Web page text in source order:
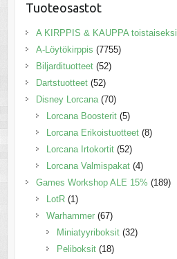
Tuoteosastot
A KIRPPIS & KAUPPA toistaiseksi
A-Löytökirppis (7755)
Biljardituotteet (52)
Dartstuotteet (52)
Disney Lorcana (70)
Lorcana Boosterit (5)
Lorcana Erikoistuotteet (8)
Lorcana Irtokortit (52)
Lorcana Valmispakat (4)
Games Workshop ALE 15% (189)
LotR (1)
Warhammer (67)
Miniatyyriboksit (32)
Peliboksit (18)